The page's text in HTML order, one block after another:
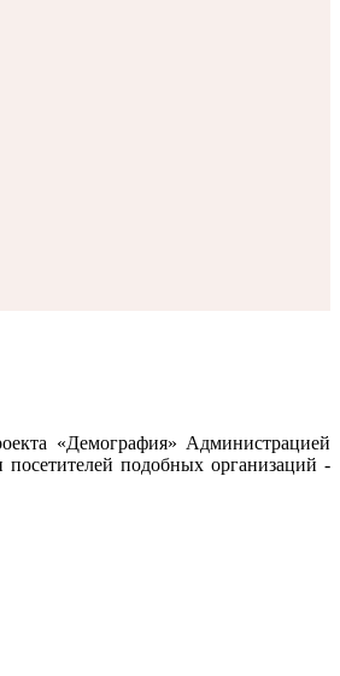
«Демография» Администрацией
подобных организаций -